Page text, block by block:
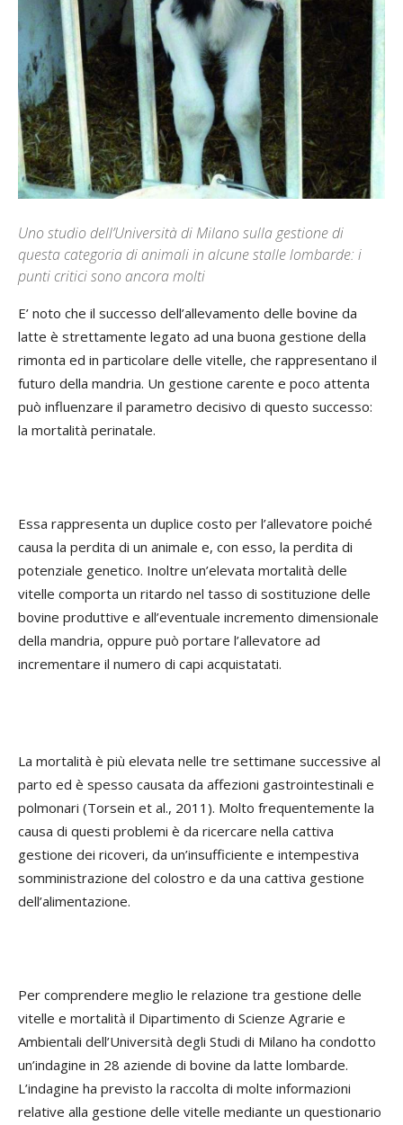
Uno studio dell’Università di Milano sulla gestione di
questa categoria di animali in alcune stalle lombarde: i
punti critici sono ancora molti
E’ noto che il successo dell’allevamento delle bovine da
latte è strettamente legato ad una buona gestione della
rimonta ed in particolare delle vitelle, che rappresentano il
futuro della mandria. Un gestione carente e poco attenta
può influenzare il parametro decisivo di questo successo:
la mortalità perinatale.
Essa rappresenta un duplice costo per l’allevatore poiché
causa la perdita di un animale e, con esso, la perdita di
potenziale genetico. Inoltre un’elevata mortalità delle
vitelle comporta un ritardo nel tasso di sostituzione delle
bovine produttive e all’eventuale incremento dimensionale
della mandria, oppure può portare l’allevatore ad
incrementare il numero di capi acquistatati.
La mortalità è più elevata nelle tre settimane successive al
parto ed è spesso causata da affezioni gastrointestinali e
polmonari (Torsein et al., 2011). Molto frequentemente la
causa di questi problemi è da ricercare nella cattiva
gestione dei ricoveri, da un’insufficiente e intempestiva
somministrazione del colostro e da una cattiva gestione
dell’alimentazione.
Per comprendere meglio le relazione tra gestione delle
vitelle e mortalità il Dipartimento di Scienze Agrarie e
Ambientali dell’Università degli Studi di Milano ha condotto
un’indagine in 28 aziende di bovine da latte lombarde.
L’indagine ha previsto la raccolta di molte informazioni
relative alla gestione delle vitelle mediante un questionario